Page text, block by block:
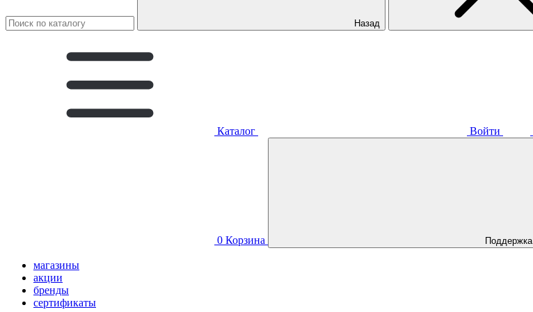
Назад
Каталог Войти
0 Корзина Поддержка
магазины
акции
бренды
сертификаты